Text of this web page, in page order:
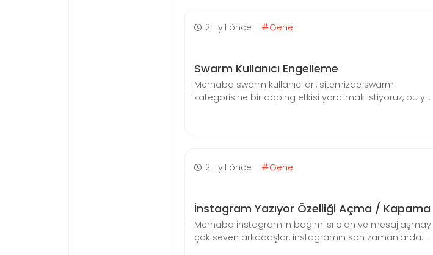
2+ yıl önce Genel
Swarm Kullanıcı Engelleme
Merhaba swarm kullanıcıları, sitemizde swarm
kategorisine bir doping etkisi yaratmak istiyoruz, bu y...
2+ yıl önce Genel
İnstagram Yazıyor Özelliği Açma / Kapama
Merhaba instagram’ın bağımlısı olan ve mesajlaşmayı
çok seven arkadaşlar, instagramın son zamanlarda...